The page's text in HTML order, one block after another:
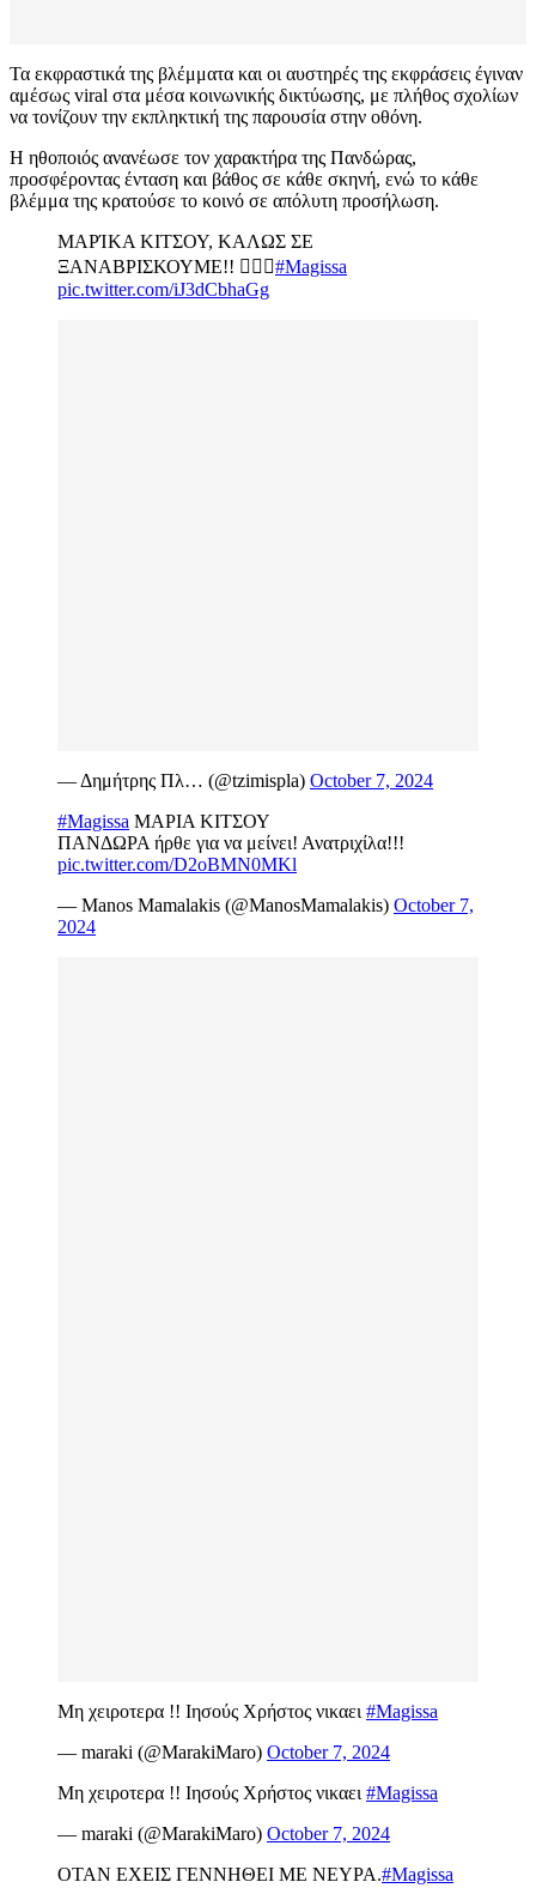
Τα εκφραστικά της βλέμματα και οι αυστηρές της εκφράσεις έγιναν
αμέσως viral στα μέσα κοινωνικής δικτύωσης, με πλήθος σχολίων
να τονίζουν την εκπληκτική της παρουσία στην οθόνη.
Η ηθοποιός ανανέωσε τον χαρακτήρα της Πανδώρας,
προσφέροντας ένταση και βάθος σε κάθε σκηνή, ενώ το κάθε
βλέμμα της κρατούσε το κοινό σε απόλυτη προσήλωση.
ΜΑΡΊΚΑ ΚΙΤΣΟΥ, ΚΑΛΩΣ ΣΕ
ΞΑΝΑΒΡΙΣΚΟΥΜΕ!! 🙇‍♂️✨#Magissa
pic.twitter.com/iJ3dCbhaGg
— Δημήτρης Πλ… (@tzimispla) October 7, 2024
#Magissa ΜΑΡΙΑ ΚΙΤΣΟΥ
ΠΑΝΔΩΡΑ ήρθε για να μείνει! Ανατριχίλα!!!
pic.twitter.com/D2oBMN0MKl
— Manos Mamalakis (@ManosMamalakis) October 7,
2024
Μη χειροτερα !! Ιησούς Χρήστος νικαει #Magissa
— maraki (@MarakiMaro) October 7, 2024
Μη χειροτερα !! Ιησούς Χρήστος νικαει #Magissa
— maraki (@MarakiMaro) October 7, 2024
ΟΤΑΝ ΕΧΕΙΣ ΓΕΝΝΗΘΕΙ ΜΕ ΝΕΥΡΑ.#Magissa